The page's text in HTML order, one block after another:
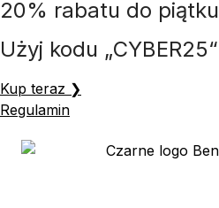
Przejdź
treści
20% rabatu do piątku
Użyj kodu „CYBER25“
Kup teraz ❯
Regulamin